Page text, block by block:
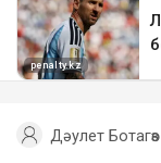
Дәулет Ботагөз